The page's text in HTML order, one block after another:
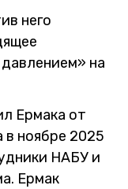
него
на
Ермака от
в ноябре 2025
НАБУ и
Ермак